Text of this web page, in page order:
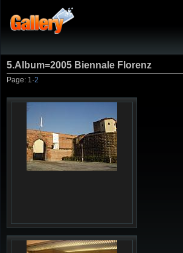
5.Album=2005 Biennale Florenz
Page: 1 ·2